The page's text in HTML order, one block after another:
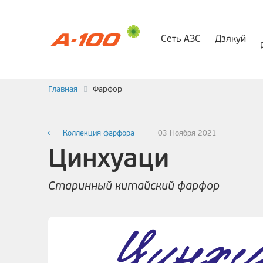
Сеть АЗС Дзякуй
Главная Фарфор
Коллекция фарфора 03 Ноября 2021
Цинхуаци
Старинный китайский фарфор